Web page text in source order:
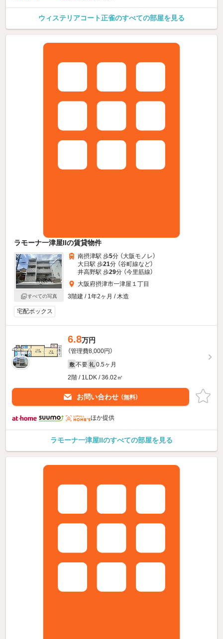
ウィステリアコート正雀のすべての部屋を見る
ラモーナ一津屋IIの賃貸物件
すべての写真
南摂津駅 歩5分 （大阪モノレ）
大日駅 歩21分 （谷町線など）
井高野駅 歩29分 （今里筋線）
大阪府摂津市一津屋１丁目
3階建 / 1年2ヶ月 / 木造
宅配ボックス
6.8万円
（管理費8,000円）
敷 不要 礼 0.5ヶ月
2階 / 1LDK / 36.02㎡
お問い合わせ （無料）
ほか提供
ラモーナ一津屋IIのすべての部屋を見る